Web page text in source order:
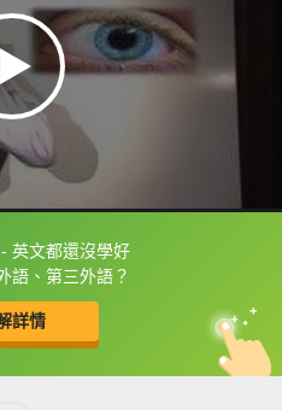
英文都還沒學好
語、第三外語？
詳情
以直接查字典喔！
中
英